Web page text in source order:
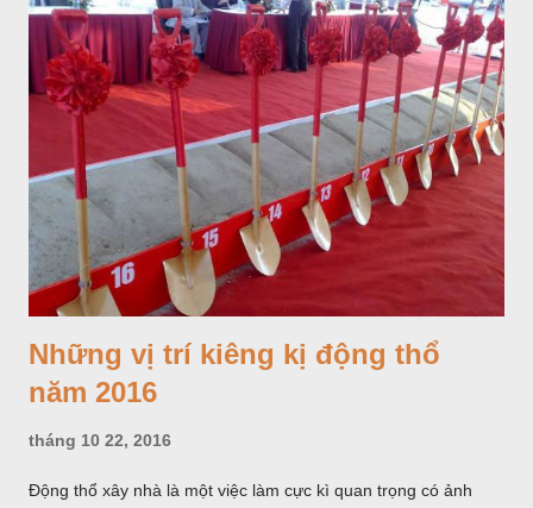
trong nước sẽ tăng lên. Uống nước đun đi đun lại nhiều lần là
một trong những thói quen cần loại bỏ Chẳng hạn như canxi,
gây ra sự hình thành của sỏi trong cơ thể, trở thành có hại,
nếu nước đó được tiêu thụ thường xuyên. Ngoài ra việc đun lại
nước thường xuyên còn làm tăng một số chất độc hại như:
Thạch tín, Nitrat, Flo. Như vậy, chúng ta không nên uống nước
đun lại nhiều lần. Điều này là không tốt cho sức khỏe.
Những vị trí kiêng kị động thổ
năm 2016
tháng 10 22, 2016
Động thổ xây nhà là một việc làm cực kì quan trọng có ảnh